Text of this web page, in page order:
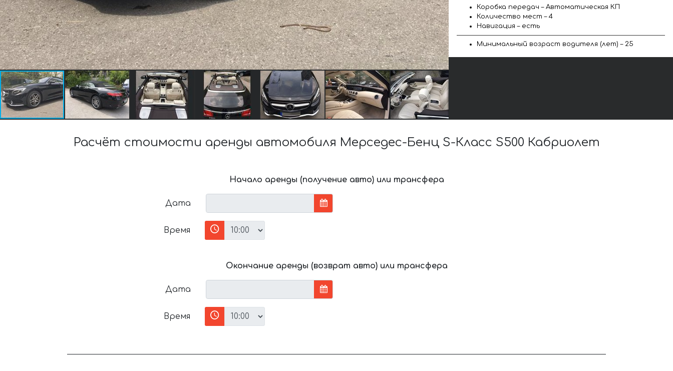
Коробка передач – Автоматическая КП
Количество мест – 4
Навигация – есть
Минимальный возраст водителя (лет) – 25
Расчёт стоимости аренды автомобиля Мерседес-Бенц S-Класс S500 Кабриолет
Начало аренды (получение авто) или трансфера
Дата
Время
Окончание аренды (возврат авто) или трансфера
Дата
Время